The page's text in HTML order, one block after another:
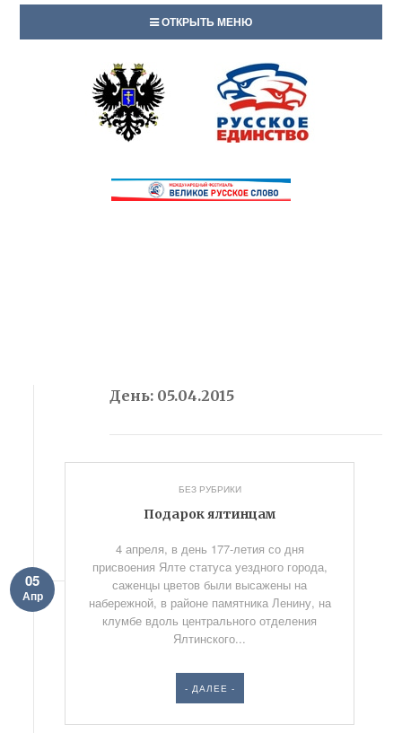
ОТКРЫТЬ МЕНЮ
День: 05.04.2015
БЕЗ РУБРИКИ
Подарок ялтинцам
05
Апр
4 апреля, в день 177-летия со дня
присвоения Ялте статуса уездного города,
саженцы цветов были высажены на
набережной, в районе памятника Ленину, на
клумбе вдоль центрального отделения
Ялтинского...
- ДАЛЕЕ -